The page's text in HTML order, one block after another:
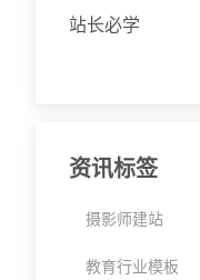
站长必学
资讯标签
摄影师建站
教育行业模板